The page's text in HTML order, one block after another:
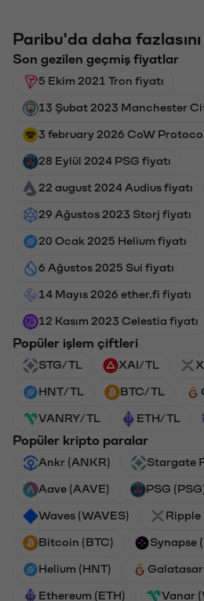
Paribu'da daha
Son gezilen geçmiş fiyatlar
5 Ekim 2021 Tron fiyatı
13 Şubat 2023 Manchester
3 february 2026 CoW
28 Eylül 2024 PSG fiyatı
22 august 2024 Audius fiyatı
29 Ağustos 2023 Storj fiyatı
20 Ocak 2025 Helium fiyatı
6 Ağustos 2025 Sui fiyatı
14 Mayıs 2026 ether.fi fiyatı
12 Kasım 2023 Celestia fiyatı
Popüler işlem çiftleri
STG/TL XAI/TL
HNT/TL BTC/TL
VANRY/TL ETH/TL
Popüler kripto paralar
Ankr (ANKR) Stargate
Aave (AAVE) PSG
Waves (WAVES) Ripple
Bitcoin (BTC) Synapse
Helium (HNT)
Ethereum (ETH) Vanar